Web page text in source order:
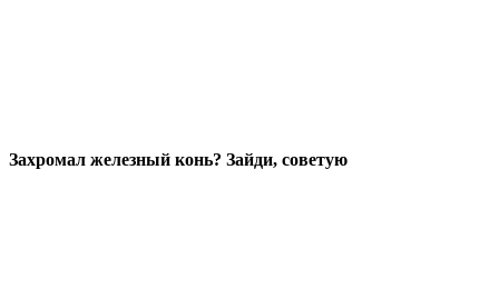
Захромал железный конь? Зайди, советую